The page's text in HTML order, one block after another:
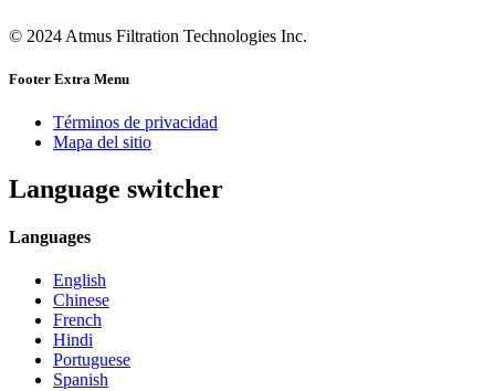
© 2024 Atmus Filtration Technologies Inc.
Footer Extra Menu
Términos de privacidad
Mapa del sitio
Language switcher
Languages
English
Chinese
French
Hindi
Portuguese
Spanish